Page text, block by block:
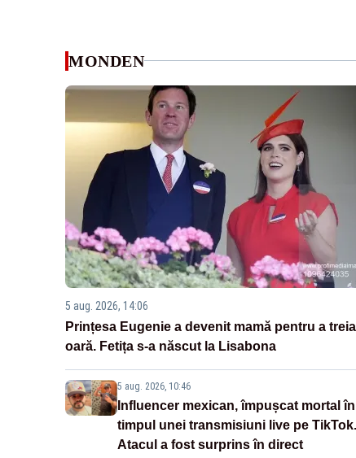
MONDEN
5 aug. 2026, 14:06
Prințesa Eugenie a devenit mamă pentru a treia
oară. Fetița s-a născut la Lisabona
5 aug. 2026, 10:46
Influencer mexican, împușcat mortal în
timpul unei transmisiuni live pe TikTok.
Atacul a fost surprins în direct